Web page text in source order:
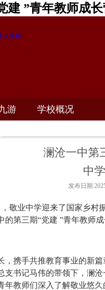
建 ”青年教师成
人游戏
游 学校概况
澜沧一中第
中
发布日期
，敬业中学迎来了国家乡村
的第三期“党建 ”青年教师
，携手共推教育事业的新篇
支书记马伟的带领下，澜
年教师们深入了解敬业悠